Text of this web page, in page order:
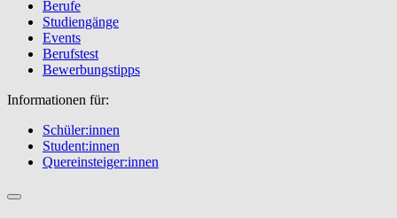
Berufe
Studiengänge
Events
Berufstest
Bewerbungstipps
Informationen für:
Schüler:innen
Student:innen
Quereinsteiger:innen